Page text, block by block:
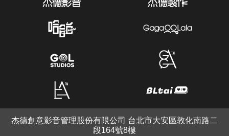
杰德創意影音管理股份有限公司 台北市大安區敦化南路二
段164號8樓